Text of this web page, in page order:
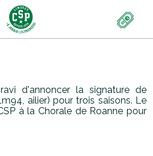
d'annoncer la signature de
ailier) pour trois saisons. Le
à la Chorale de Roanne pour